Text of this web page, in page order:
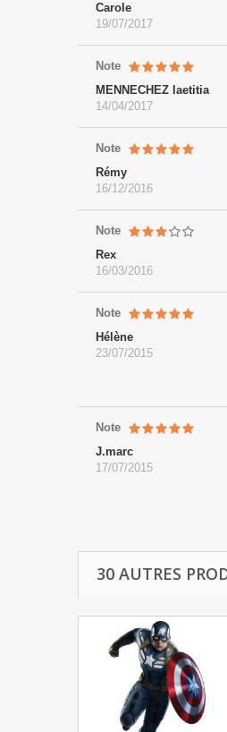
Carole
19/07/2017
Note
MENNECHEZ laetitia
14/04/2017
Note
Rémy
16/12/2016
Note
Rex
16/03/2016
Note
Hélène
23/07/2015
Note
J.marc
17/07/2015
30 AUTRES